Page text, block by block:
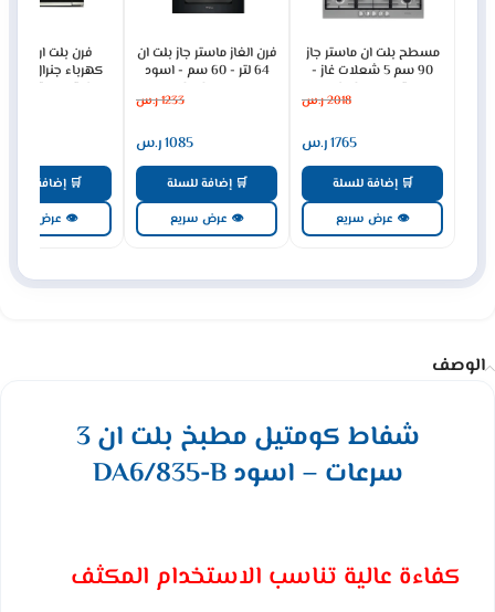
مسطح بلت ان ماستر جاز
90 سم 5 شعلات غاز -
ستيل H95GLFX
2018ر.س
1765ر.س
🛒 إضافة للسلة
👁 عرض سريع
فرن الغاز ماستر جاز بلت ان
64 لتر - 60 سم - اسود
MGBGF-HIB
1233ر.س
1085ر.س
🛒 إضافة للسلة
👁 عرض سريع
كهرباء جنرال
93 لتر ديجيتال -
🛒 إضافة للسلة
👁 عرض سريع
الوصف
شفاط كومتيل مطبخ بلت ان 3
سرعات – اسود DA6/835-B
كفاءة عالية تناسب الاستخدام المكثف